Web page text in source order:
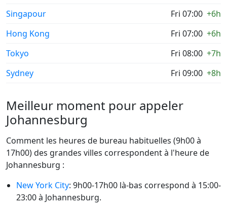
Singapour
Fri 07:00 +6h
Hong Kong
Fri 07:00 +6h
Tokyo
Fri 08:00 +7h
Sydney
Fri 09:00 +8h
Meilleur moment pour appeler
Johannesburg
Comment les heures de bureau habituelles (9h00 à
17h00) des grandes villes correspondent à l'heure de
Johannesburg :
New York City: 9h00-17h00 là-bas correspond à 15:00-
23:00 à Johannesburg.